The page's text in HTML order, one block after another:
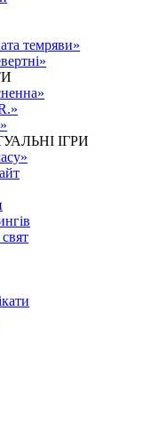
темряви»
ІГРИ